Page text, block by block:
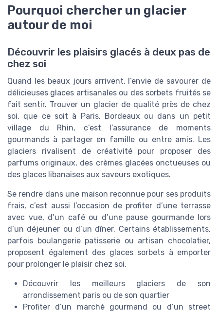
Pourquoi chercher un glacier
autour de moi
Découvrir les plaisirs glacés à deux pas de
chez soi
Quand les beaux jours arrivent, l’envie de savourer de
délicieuses glaces artisanales ou des sorbets fruités se
fait sentir. Trouver un glacier de qualité près de chez
soi, que ce soit à Paris, Bordeaux ou dans un petit
village du Rhin, c’est l’assurance de moments
gourmands à partager en famille ou entre amis. Les
glaciers rivalisent de créativité pour proposer des
parfums originaux, des crèmes glacées onctueuses ou
des glaces libanaises aux saveurs exotiques.
Se rendre dans une maison reconnue pour ses produits
frais, c’est aussi l’occasion de profiter d’une terrasse
avec vue, d’un café ou d’une pause gourmande lors
d’un déjeuner ou d’un dîner. Certains établissements,
parfois boulangerie patisserie ou artisan chocolatier,
proposent également des glaces sorbets à emporter
pour prolonger le plaisir chez soi.
Découvrir les meilleurs glaciers de son
arrondissement paris ou de son quartier
Profiter d’un marché gourmand ou d’un street